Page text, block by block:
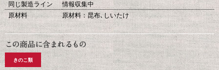
同じ製造ライン
情報収集中
原材料
原材料：昆布､しいたけ
きのこ類